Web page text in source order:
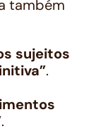
também
sujeitos
.
.